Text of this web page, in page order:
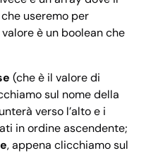
useremo per
è un boolean che
(che è il valore di
sul nome della
verso l’alto e i
in ordine ascendente;
, appena clicchiamo sul